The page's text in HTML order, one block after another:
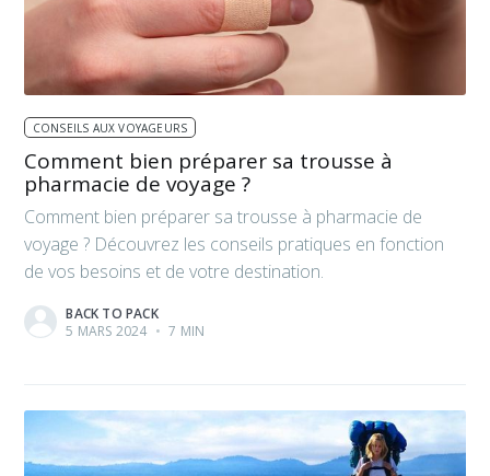
CONSEILS AUX VOYAGEURS
Comment bien préparer sa trousse à
pharmacie de voyage ?
Comment bien préparer sa trousse à pharmacie de
voyage ? Découvrez les conseils pratiques en fonction
de vos besoins et de votre destination.
BACK TO PACK
5 MARS 2024 • 7 MIN